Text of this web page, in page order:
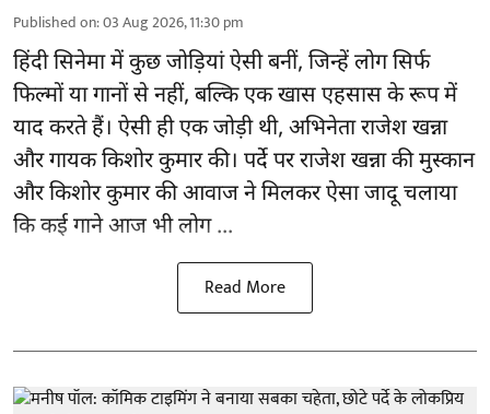
Published on:03 Aug 2026, 11:30 pm
हिंदी सिनेमा में कुछ जोड़ियां ऐसी बनीं, जिन्हें लोग सिर्फ
फिल्मों या गानों से नहीं, बल्कि एक खास एहसास के रूप में
याद करते हैं। ऐसी ही एक जोड़ी थी, अभिनेता राजेश खन्ना
और गायक किशोर कुमार की। पर्दे पर राजेश खन्ना की मुस्कान
और किशोर कुमार कीआवाजने मिलकर ऐसा जादू चलाया
कि कई गाने आज भी लोग ...
Read More